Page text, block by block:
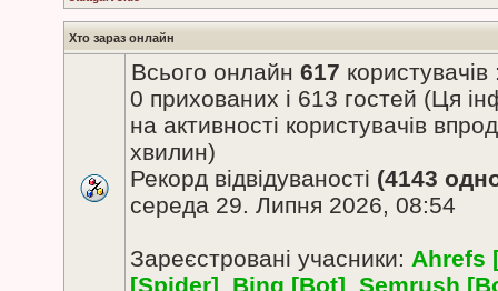
Хто зараз онлайн
Всього онлайн 617
0 прихованих і 613 гостей (Ця
на активності користувачів
хвилин)
Рекорд відвідуваності (4143
середа 29. Липня 2026, 08:54
Зареєстровані учасники: Ahrefs
[Spider], Bing [Bot], Semrush